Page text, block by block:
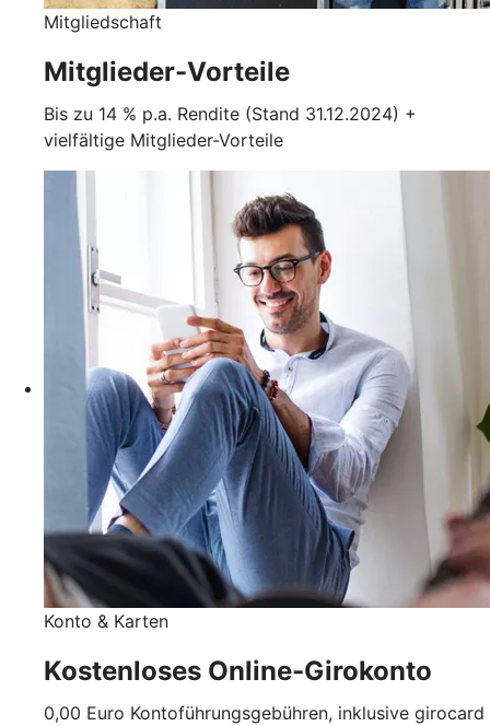
Mitgliedschaft
Mitglieder-Vorteile
Bis zu 14 % p.a. Rendite (Stand 31.12.2024) +
vielfältige Mitglieder-Vorteile
Konto & Karten
Kostenloses Online-Girokonto
0,00 Euro Kontoführungsgebühren, inklusive girocard